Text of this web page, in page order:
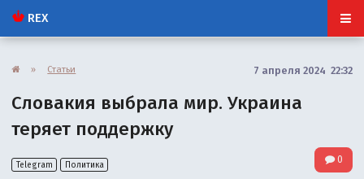
REX
» Статьи 7 апреля 2024 22:32
Словакия выбрала мир. Украина
теряет поддержку
Telegram Политика 0